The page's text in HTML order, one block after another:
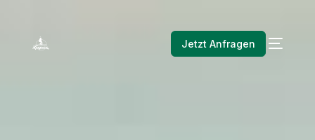
Jetzt Anfragen